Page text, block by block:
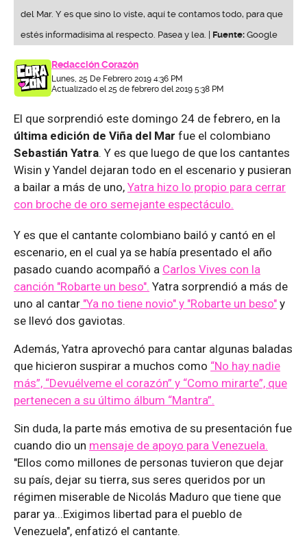
del Mar. Y es que sino lo viste, aquí te contamos todo, para que
estés informadísima al respecto. Pasea y lea. | Fuente: Google
Redacción Corazón
Lunes, 25 De Febrero 2019 4:36 PM
Actualizado el 25 de febrero del 2019 5:38 PM
El que sorprendió este domingo 24 de febrero, en la
última edición de Viña del Mar fue el colombiano
Sebastián Yatra. Y es que luego de que los cantantes
Wisin y Yandel dejaran todo en el escenario y pusieran
a bailar a más de uno, Yatra hizo lo propio para cerrar
con broche de oro semejante espectáculo.
Y es que el cantante colombiano bailó y cantó en el
escenario, en el cual ya se había presentado el año
pasado cuando acompañó a Carlos Vives con la
canción "Robarte un beso". Yatra sorprendió a más de
uno al cantar "Ya no tiene novio" y "Robarte un beso" y
se llevó dos gaviotas.
Además, Yatra aprovechó para cantar algunas baladas
que hicieron suspirar a muchos como “No hay nadie
más”, “Devuélveme el corazón” y “Como mirarte”, que
pertenecen a su último álbum “Mantra”.
Sin duda, la parte más emotiva de su presentación fue
cuando dio un mensaje de apoyo para Venezuela.
"Ellos como millones de personas tuvieron que dejar
su país, dejar su tierra, sus seres queridos por un
régimen miserable de Nicolás Maduro que tiene que
parar ya...Exigimos libertad para el pueblo de
Venezuela", enfatizó el cantante.